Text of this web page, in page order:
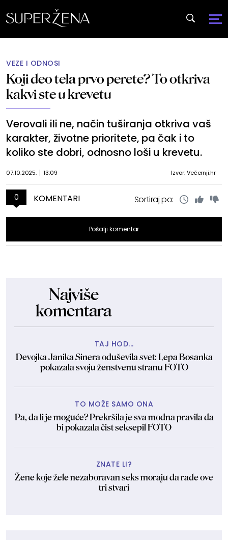
VEZE I ODNOSI
Koji deo tela prvo perete? To otkriva
kakvi ste u krevetu
Verovali ili ne, način tuširanja otkriva vaš
karakter, životne prioritete, pa čak i to
koliko ste dobri, odnosno loši u krevetu.
07.10.2025. 13:09 Izvor: Večernji.hr
0 KOMENTARI Sortiraj po:
Pošalji komentar
Najviše
komentara
TAJ HOD...
Devojka Janika Sinera oduševila svet: Lepa Bosanka
pokazala svoju ženstvenu stranu FOTO
TO MOŽE SAMO ONA
Pa, da li je moguće? Prekršila je sva modna pravila da
bi pokazala čist seksepil FOTO
ZNATE LI?
Žene koje žele nezaboravan seks moraju da rade ove
tri stvari